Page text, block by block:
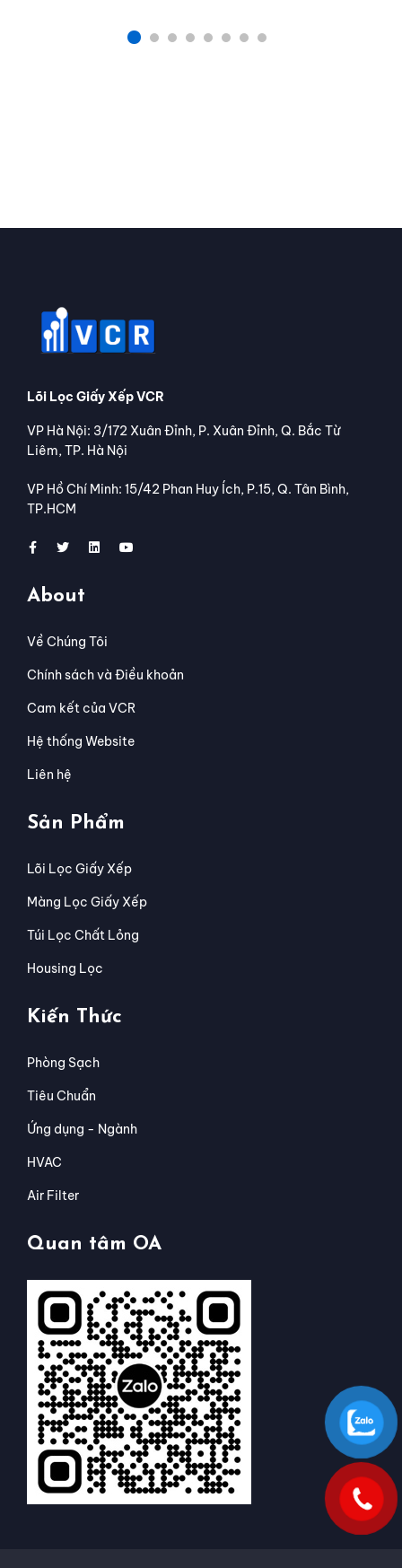
Lõi Lọc Giấy Xếp VCR
VP Hà Nội: 3/172 Xuân Đỉnh, P. Xuân Đỉnh, Q. Bắc Từ
Liêm, TP. Hà Nội
VP Hồ Chí Minh: 15/42 Phan Huy Ích, P.15, Q. Tân Bình,
TP.HCM
About
Về Chúng Tôi
Chính sách và Điều khoản
Cam kết của VCR
Hệ thống Website
Liên hệ
Sản Phẩm
Lõi Lọc Giấy Xếp
Màng Lọc Giấy Xếp
Túi Lọc Chất Lỏng
Housing Lọc
Kiến Thức
Phòng Sạch
Tiêu Chuẩn
Ứng dụng - Ngành
HVAC
Air Filter
Quan tâm OA